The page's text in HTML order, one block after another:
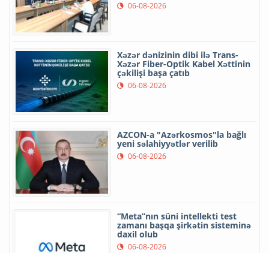
06-08-2026
Xəzər dənizinin dibi ilə Trans-
Xəzər Fiber-Optik Kabel Xəttinin
çəkilişi başa çatıb
06-08-2026
AZCON-a "Azərkosmos"la bağlı
yeni səlahiyyətlər verilib
06-08-2026
“Meta”nın süni intellekti test
zamanı başqa şirkətin sisteminə
daxil olub
06-08-2026